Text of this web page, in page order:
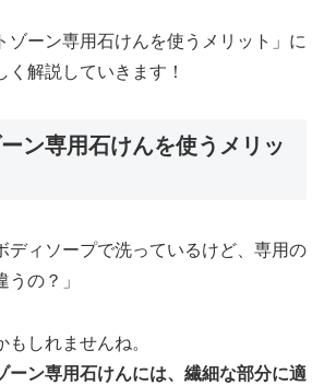
ゾーン専用石けんを使うメリット」に
解説していきます！
ン専用石けんを使うメリッ
ディソープで洗っているけど、専用の
うの？」
しれませんね。
ーン専用石けんには、繊細な部分に適